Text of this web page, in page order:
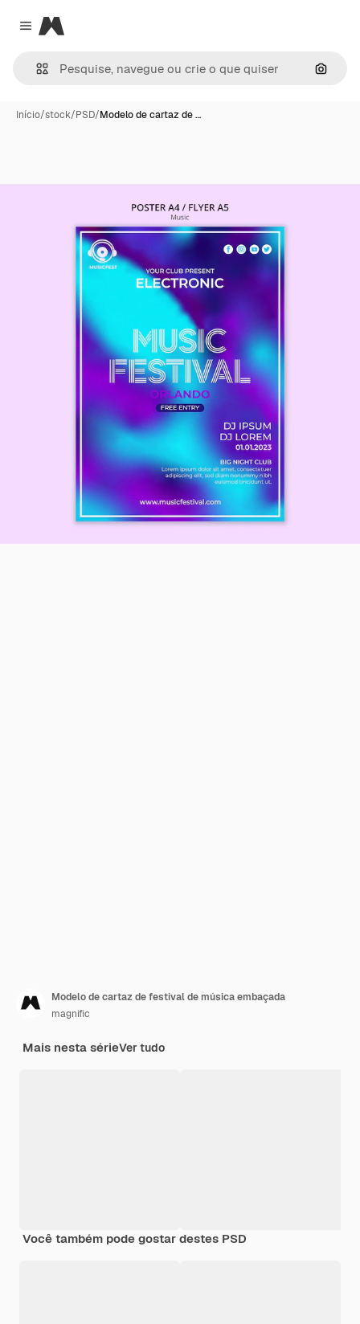
Close menu
Magnific
Início/stock/PSD/Modelo de cartaz de …
Modelo de cartaz de festival de música embaçada
magnific
Mais nesta sérieVer tudo
Você também pode gostar destes PSD